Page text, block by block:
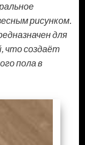
рисунком.
для
что создаёт
пола в